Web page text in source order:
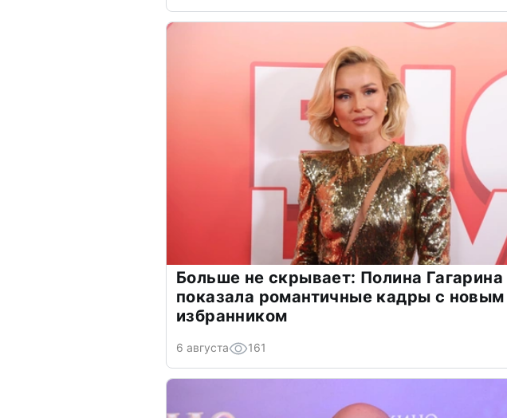
Больше не скрывает: Полина Гагарина
показала романтичные кадры с новым
избранником
6 августа 161